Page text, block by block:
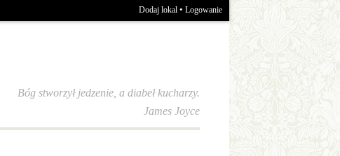
Dodaj lokal • Logowanie
Bóg stworzył jedzenie, a diabeł kucharzy.
James Joyce